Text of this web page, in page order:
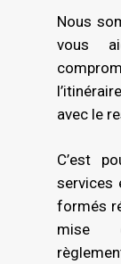
donc
et peut
total
jusqu’à
de
de repos
45
prendre
réduit à
d’un
une fois
Nous
vous
avec le
C’est
services
formés
mise